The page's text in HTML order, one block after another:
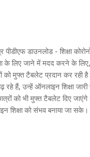
डाउनलोड - शिक्षा
के लिए जाने में मदद करने के
मुफ्त टैबलेट प्रदान कर रही
रहे हैं, उन्हें ऑनलाइन शिक्षा
को भी मुफ्त टैबलेट दिए
शिक्षा को संभव बनाया जा सके।